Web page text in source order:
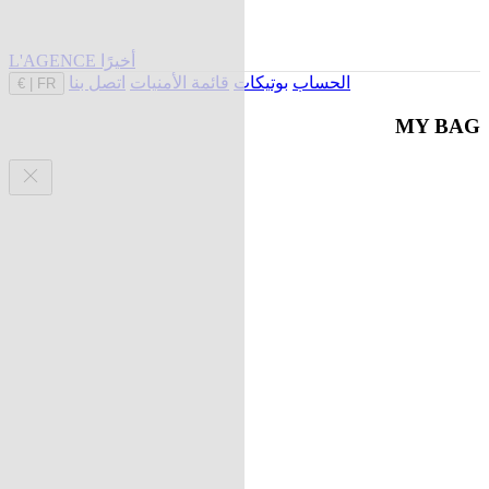
L'AGENCE أخيرًا
FR
€ الحساب بوتيكات قائمة الأمنيات اتصل بنا
MY BAG